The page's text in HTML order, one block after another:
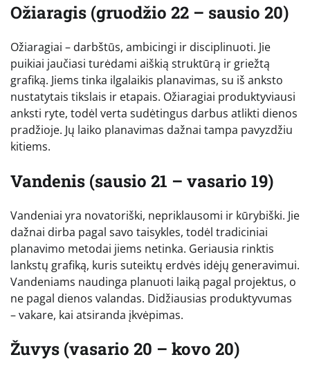
Ožiaragis (gruodžio 22 – sausio 20)
Ožiaragiai – darbštūs, ambicingi ir disciplinuoti. Jie
puikiai jaučiasi turėdami aiškią struktūrą ir griežtą
grafiką. Jiems tinka ilgalaikis planavimas, su iš anksto
nustatytais tikslais ir etapais. Ožiaragiai produktyviausi
anksti ryte, todėl verta sudėtingus darbus atlikti dienos
pradžioje. Jų laiko planavimas dažnai tampa pavyzdžiu
kitiems.
Vandenis (sausio 21 – vasario 19)
Vandeniai yra novatoriški, nepriklausomi ir kūrybiški. Jie
dažnai dirba pagal savo taisykles, todėl tradiciniai
planavimo metodai jiems netinka. Geriausia rinktis
lankstų grafiką, kuris suteiktų erdvės idėjų generavimui.
Vandeniams naudinga planuoti laiką pagal projektus, o
ne pagal dienos valandas. Didžiausias produktyvumas
– vakare, kai atsiranda įkvėpimas.
Žuvys (vasario 20 – kovo 20)